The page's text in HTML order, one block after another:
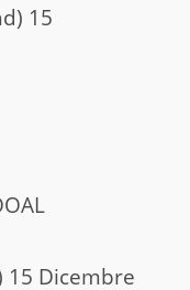
15
15 Dicembre